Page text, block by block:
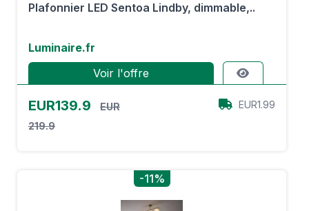
Plafonnier LED Sentoa Lindby, dimmable,..
Luminaire.fr
Voir l'offre
EUR139.9
EUR
219.9
EUR1.99
-11%